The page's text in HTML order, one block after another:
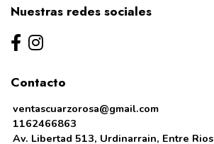
Nuestras redes sociales
Contacto
ventascuarzorosa@gmail.com
1162466863
Av. Libertad 513, Urdinarrain, Entre Rios